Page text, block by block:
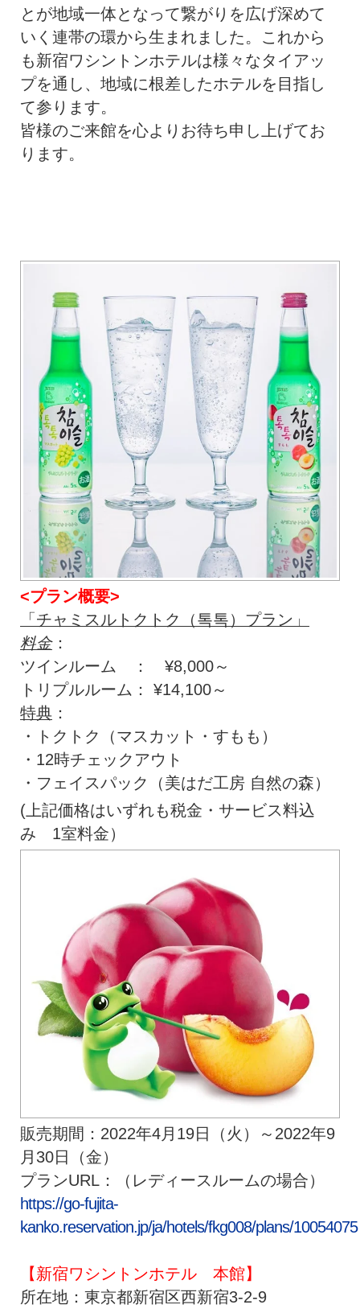
とが地域一体となって繋がりを広げ深めて
いく連帯の環から生まれました。これから
も新宿ワシントンホテルは様々なタイアッ
プを通し、地域に根差したホテルを目指し
て参ります。
皆様のご来館を心よりお待ち申し上げてお
ります。
<プラン概要>
「チャミスルトクトク（톡톡）プラン」
料金：
ツインルーム ： ¥8,000～
トリプルルーム： ¥14,100～
特典 ：
・トクトク（マスカット・すもも）
・12時チェックアウト
・フェイスパック（美はだ工房 自然の森）
(上記価格はいずれも税金・サービス料込
み 1室料金）
販売期間：2022年4月19日（火）～2022年9
月30日（金）
プランURL：（レディースルームの場合）
https://go-fujita-
kanko.reservation.jp/ja/hotels/fkg008/plans/10054075
【新宿ワシントンホテル 本館】
所在地：東京都新宿区西新宿3-2-9